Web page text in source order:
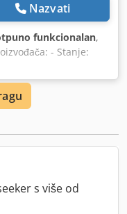
Nazvati
funkcionalan,
- Stanje:
-
- WEEKE BHC -
CENTATEQ - Ako ste
kontaktirajte nas.
s više od